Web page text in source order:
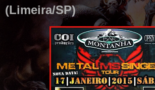
(Limeira/SP)